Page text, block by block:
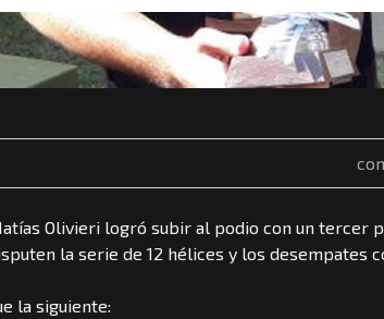
Olivieri logró subir al podio con un tercer
la serie de 12 hélices y los desempates
la siguiente: